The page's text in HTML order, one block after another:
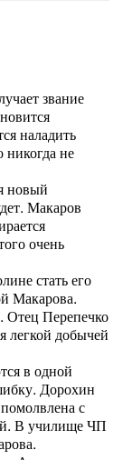
звание
наладить
не
новый
Макаров
очень
стать его
Макарова.
Отец Перепечко
легкой добычей
в одной
Дорохин
с
В училище ЧП